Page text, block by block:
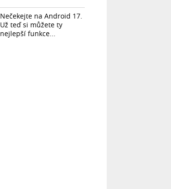
Nečekejte na Android 17.
Už teď si můžete ty
nejlepší funkce...